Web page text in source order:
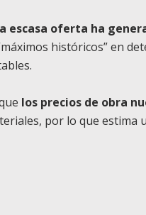
escasa oferta ha
históricos” en
los precios de obra
por lo que estima